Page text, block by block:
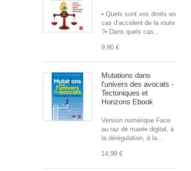
• Quels sont vos droits en
cas d’accident de la route
?• Dans quels cas...
9,90 €
Mutations dans
l'univers des avocats -
Tectoniques et
Horizons Ebook
Version numérique Face
au raz de marée digital, à
la dérégulation, à la...
14,99 €